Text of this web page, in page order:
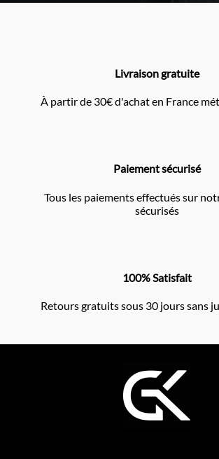
Livraison gratuite
À partir de 30€ d'achat en France
Paiement sécurisé
Tous les paiements effectués sur
sécurisés
100% Satisfait
Retours gratuits sous 30 jours sans